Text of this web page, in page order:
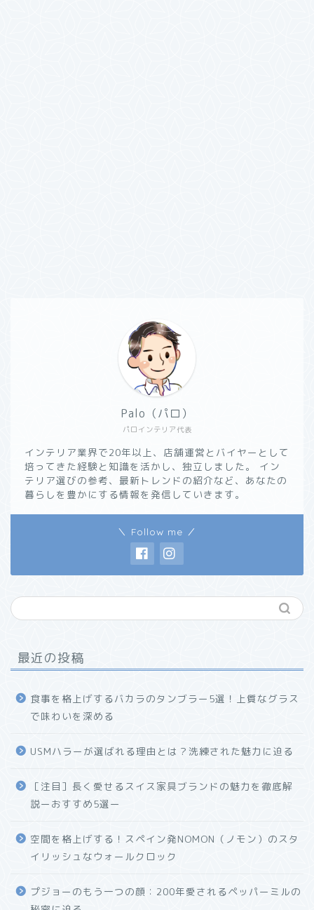
パロインテリア代表
Palo（パロ）
インテリア業界で20年以上、店舗運営とバイヤーとして
培ってきた経験と知識を活かし、独立しました。 イン
テリア選びの参考、最新トレンドの紹介など、あなたの
暮らしを豊かにする情報を発信していきます。
＼ Follow me ／
最近の投稿
食事を格上げするバカラのタンブラー5選！上質なグラス
で味わいを深める
USMハラーが選ばれる理由とは？洗練された魅力に迫る
［注目］長く愛せるスイス家具ブランドの魅力を徹底解
説ーおすすめ5選ー
空間を格上げする！スペイン発NOMON（ノモン）のスタ
イリッシュなウォールクロック
プジョーのもう一つの顔：200年愛されるペッパーミルの